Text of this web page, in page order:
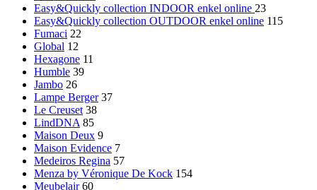
Easy&Quickly collection INDOOR enkel online 23
Easy&Quickly collection OUTDOOR enkel online 115
Fumaci 22
Global 12
Hexagone 11
Humble 39
Jambo 26
Lampe Berger 37
Le Creuset 38
LindDNA 85
Maison Deux 9
Maison Evidence 7
Medeiros Regina 57
Menza by Véronique De Kock 154
Meubelair 60